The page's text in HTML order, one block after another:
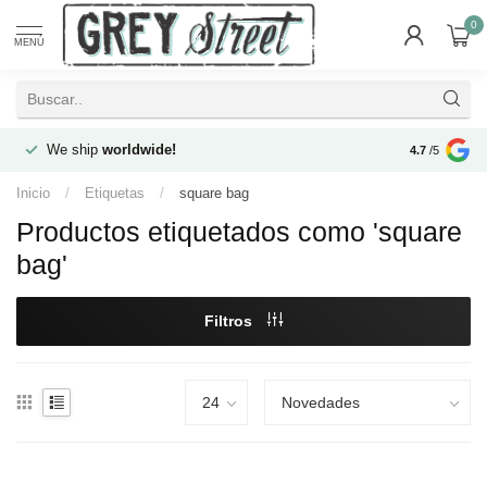
MENÚ
0
We ship worldwide! !Envíos a
4.7 /5
Inicio / Etiquetas / square bag
Productos etiquetados como 'square
bag'
Filtros